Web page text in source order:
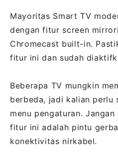
Mayoritas Smart TV
dengan fitur screen
Chromecast built-in.
fitur ini dan sudah
Beberapa TV mungkin
berbeda, jadi kalian perlu
menu pengaturan.
fitur ini adalah pintu
konektivitas nirkabel.